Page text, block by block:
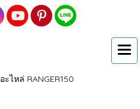
อะไหล่ RANGER150